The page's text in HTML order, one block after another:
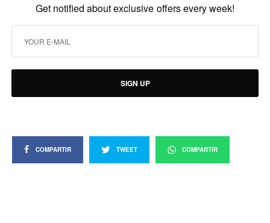
Get notified about exclusive offers every week!
SIGN UP
COMPARTIR TWEET COMPARTIR